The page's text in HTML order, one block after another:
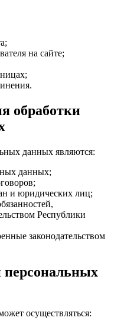
на сайте;
обработки
данных являются:
данных;
и юридических лиц;
Республики
законодательством
персональных
осуществляться: